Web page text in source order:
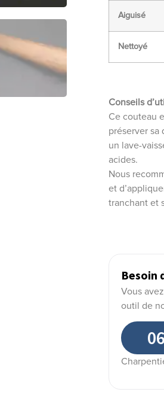
Aiguisé
Nettoyé
Conseils
Ce couteau
préserver sa
un lave-
acides.
Nous
et
tranchant et
Besoin
Vous
outil de